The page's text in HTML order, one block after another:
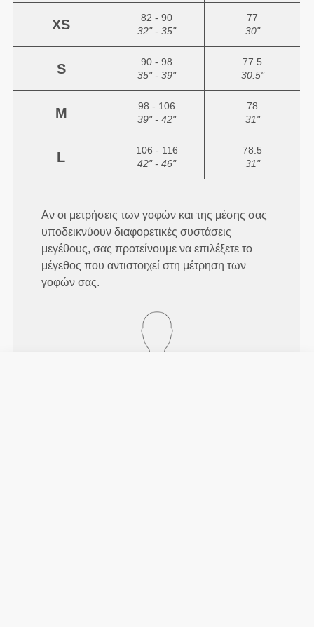
XS
82 - 90
32" - 35"
77
30"
S
90 - 98
35" - 39"
77.5
30.5"
M
98 - 106
39" - 42"
78
31"
L
106 - 116
42" - 46"
78.5
31"
Αν οι μετρήσεις των γοφών και της μέσης σας
υποδεικνύουν διαφορετικές συστάσεις
μεγέθους, σας προτείνουμε να επιλέξετε το
μέγεθος που αντιστοιχεί στη μέτρηση των
γοφών σας.